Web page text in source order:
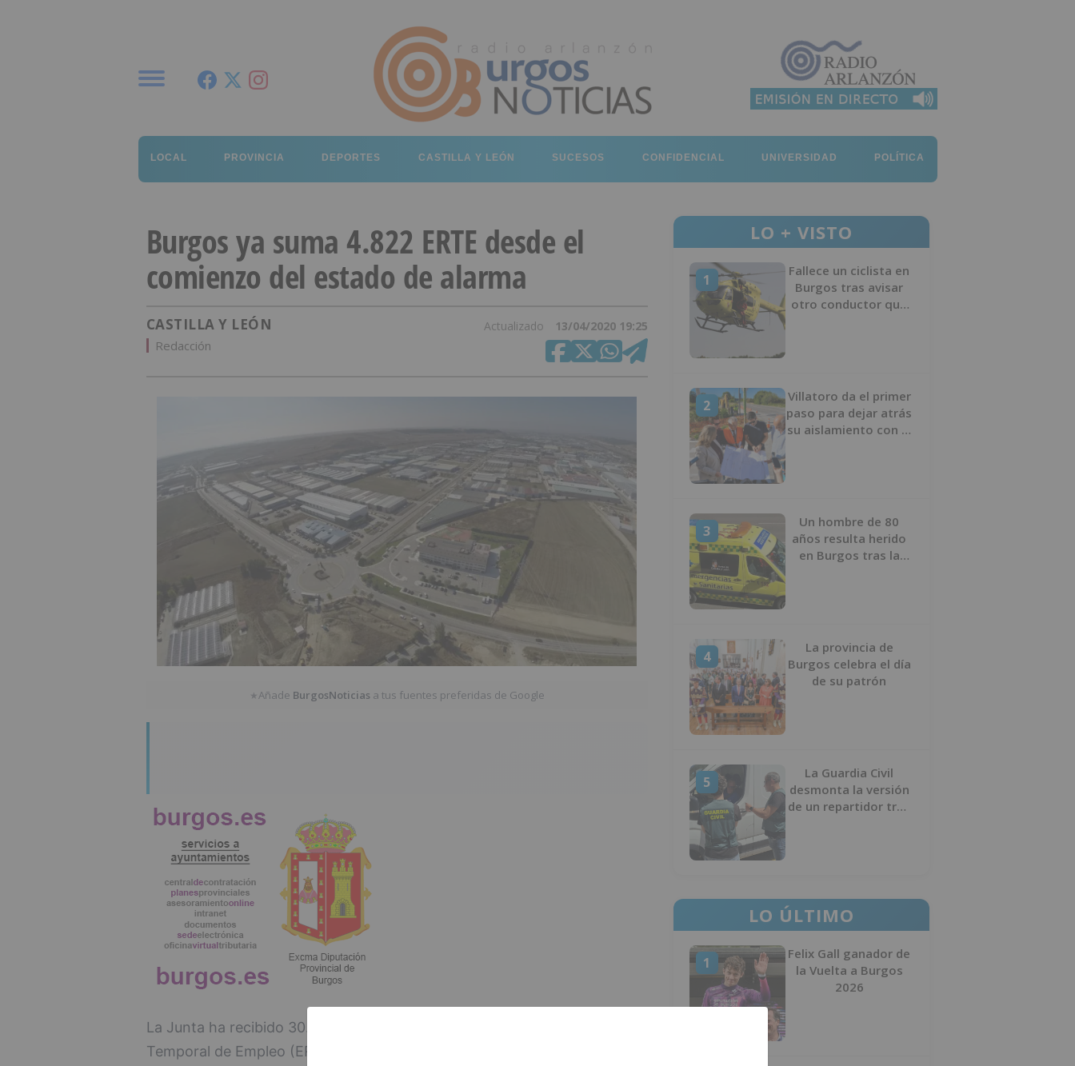
LOCAL PROVINCIA DEPORTES CASTILLA Y LEÓN SUCESOS CONFIDENCIAL UNIVERSIDAD POLÍTICA
Burgos ya suma 4.822 ERTE desde el
comienzo del estado de alarma
CASTILLA Y LEÓN Actualizado 13/04/2020 19:25
Redacción
★Añade BurgosNoticias a tus fuentes preferidas de Google
La Junta ha recibido 30.661 solicitudes de Expedientes de Regulación
Temporal de Empleo (ERTE) de empresas con centro/s de trabajo en
LO + VISTO
1
Fallece un ciclista en
Burgos tras avisar
otro conductor que
2
Villatoro da el primer
paso para dejar atrás
su aislamiento con el
3
Un hombre de 80
años resulta herido
en Burgos tras la
4
La provincia de
Burgos celebra el día
de su patrón
5
La Guardia Civil
desmonta la versión
de un repartidor tras
LO ÚLTIMO
1
Felix Gall ganador de
la Vuelta a Burgos
2026